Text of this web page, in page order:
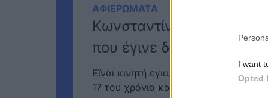
I want
Opted
ΑΦΙΕΡΩΜΑΤΑ
Κωνσταντίνος
που έγινε δεκτός στο
Eϊναι κινητή εγκυκλοπαίδια ο
17 του χρόνια κατάφερε να γίνει